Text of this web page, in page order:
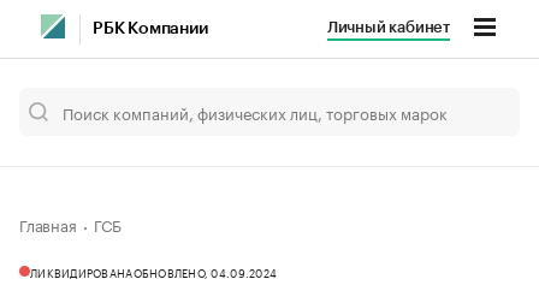
РБК Компании Личный кабинет
Главная ГСБ
ЛИКВИДИРОВАНАОБНОВЛЕНО, 04.09.2024